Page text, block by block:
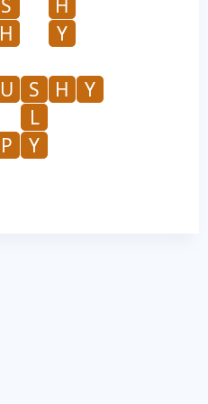
S
H
H
Y
U S H
Y
L
P
Y